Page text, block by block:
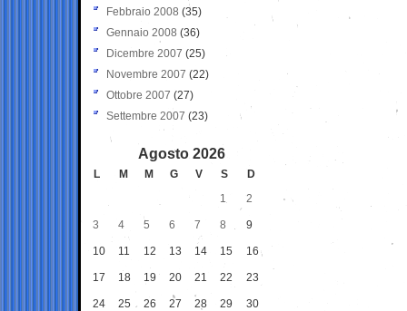
Febbraio 2008 (35)
Gennaio 2008 (36)
Dicembre 2007 (25)
Novembre 2007 (22)
Ottobre 2007 (27)
Settembre 2007 (23)
Agosto 2026
L M M G V S
D
1
2
3 4 5 6 7 8 9
10 11 12 13 14 15 16
17 18 19 20 21 22 23
24 25 26 27 28 29 30